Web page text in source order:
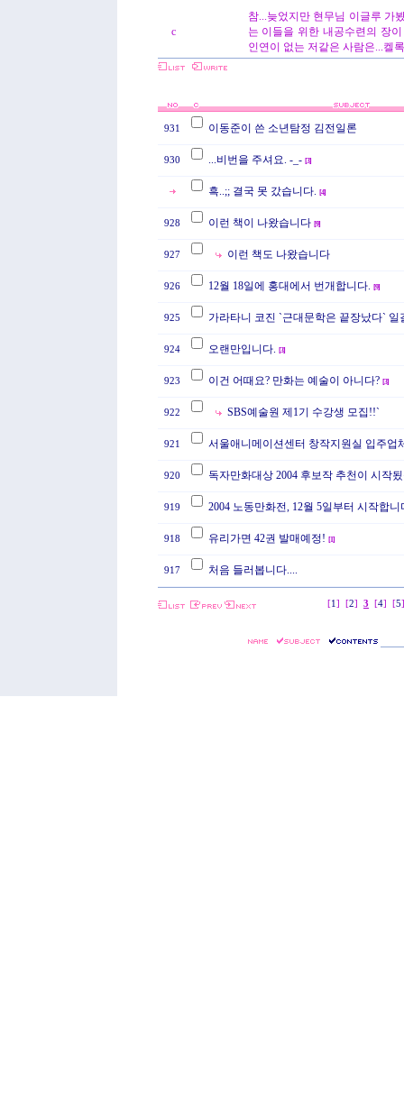
c
참...늦었지만 현무님 이글루 가
는 이들을 위한 내공수련의 장
인연이 없는 저같은 사람은...켈
931 이동준이 쓴 소년탐정 김전일론
930 ...비번을 주셔요. -_- [3]
흑..;; 결국 못 갔습니다. [4]
928 이런 책이 나왔습니다 [9]
927 이런 책도 나왔습니다
926 12월 18일에 홍대에서 번개합니다. [9]
925 가라타니 코진 `근대문학은 끝장났다` 일
924 오랜만입니다. [3]
923 이건 어때요? 만화는 예술이 아니다? [3]
922 SBS예술원 제1기 수강생 모집!!`
921 서울애니메이션센터 창작지원실 입주업
920 독자만화대상 2004 후보작 추천이 시작
919 2004 노동만화전, 12월 5일부터 시작합니
918 유리가면 42권 발매예정! [1]
917 처음 들러봅니다....
[1 ] [2] 3 [4] [5